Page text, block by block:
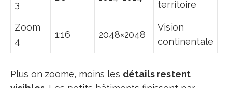
3 territoire
Zoom
4
1:16 2048×2048
Vision
continentale
Plus on zoome, moins les détails restent